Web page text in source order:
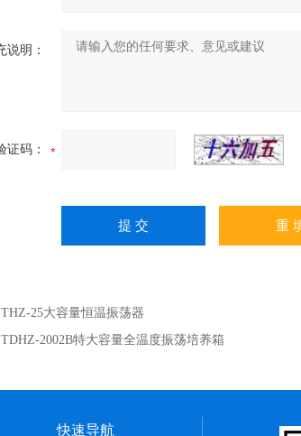
说明：
证码：
THZ-25大容量恒温振荡器
TDHZ-2002B特大容量全温度振荡培养箱
快速导航